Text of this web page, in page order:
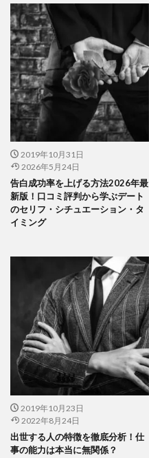
2019年10月31日
2026年5月24日
告白成功率を上げる方法2026年最
新版！口コミ評判から学ぶデート
のセリフ・シチュエーション・タ
イミング
2019年10月23日
2022年8月24日
出世する人の特徴を徹底分析！仕
事の能力は本当に無関係？